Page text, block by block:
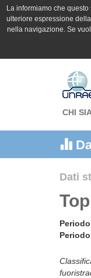
La informiamo che
ulteriore espressione
nella navigazione. Se
CHI
Dati